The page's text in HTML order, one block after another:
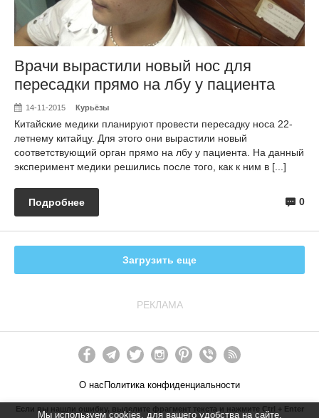
Мы используем cookies, для вашего удобства на сайте.
Врачи вырастили новый нос для
пересадки прямо на лбу у пациента
14-11-2015 Курьёзы
Китайские медики планируют провести пересадку носа 22-
летнему китайцу. Для этого они вырастили новый
соответствующий орган прямо на лбу у пациента. На данный
эксперимент медики решились после того, как к ним в [...]
0
Подробнее
Загрузить еще
РЕКЛАМА
О насПолитика конфиденциальности
Если вы нашли ошибку, выделите фрагмент текста и нажмите Ctrl + Enter